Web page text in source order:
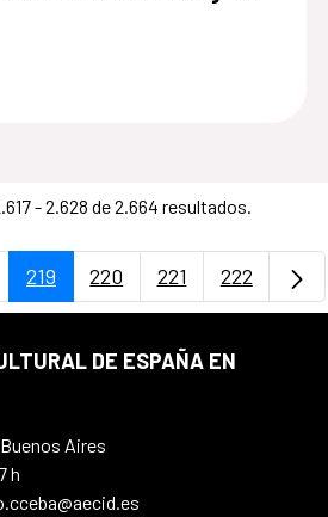
- 2.628 de 2.664 resultados.
Use TAB para
Página
219 Página
220 Página
221 Página
222
DE ESPAÑA EN
Buenos Aires
h